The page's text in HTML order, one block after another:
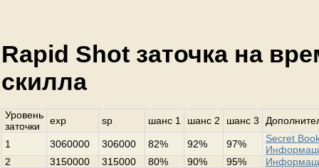
Rapid Shot заточка на
скилла
Уровень
заточки
exp sp шанс 1 шанс 2 шанс 3
1 3060000 306000 82% 92% 97%
Secret
2
3150000 315000 80% 90% 95%